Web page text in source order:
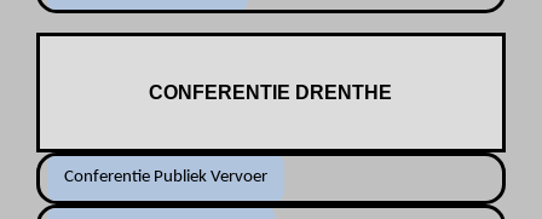
CONFERENTIE DRENTHE
Conferentie Publiek Vervoer